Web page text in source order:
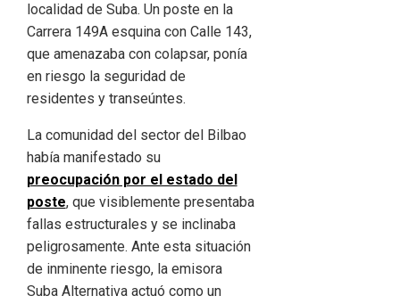
localidad de Suba. Un poste en la
Carrera 149A esquina con Calle 143,
que amenazaba con colapsar, ponía
en riesgo la seguridad de
residentes y transeúntes.
La comunidad del sector del Bilbao
había manifestado su
preocupación por el estado del
poste, que visiblemente presentaba
fallas estructurales y se inclinaba
peligrosamente. Ante esta situación
de inminente riesgo, la emisora
Suba Alternativa actuó como un